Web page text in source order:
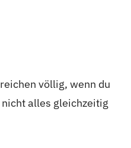
völlig, wenn du
alles gleichzeitig